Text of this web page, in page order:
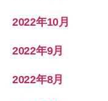
2022年10月
2022年9月
2022年8月